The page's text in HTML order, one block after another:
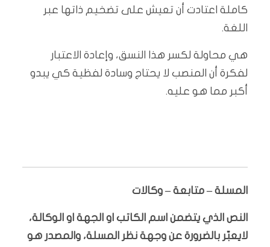
كاملة اعتادت أن تعيش على تضخيم ذاتها عبر
اللغة.
هي محاولة لكسر هذا النسق، وإعادة الاعتبار
لفكرة أن المنصب لا يحتاج وسادة لفظية كي يبدو
أكبر مما هو عليه.
المسلة – متابعة – وكالات
النص الذي يتضمن اسم الكاتب او الجهة او الوكالة،
لايعبّر بالضرورة عن وجهة نظر المسلة، والمصدر هو